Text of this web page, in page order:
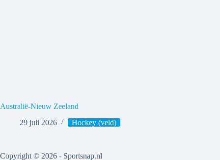
Australië-Nieuw Zeeland
29 juli 2026
Hockey (veld)
Copyright © 2026 - Sportsnap.nl